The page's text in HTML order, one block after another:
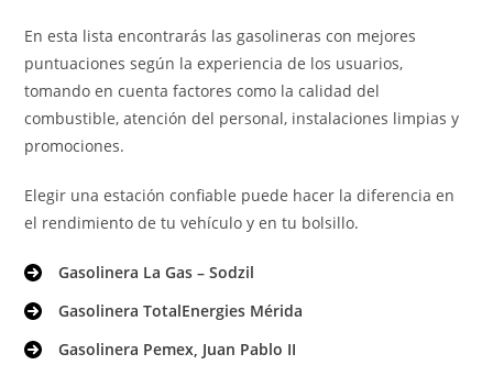
En esta lista encontrarás las gasolineras con mejores
puntuaciones según la experiencia de los usuarios,
tomando en cuenta factores como la calidad del
combustible, atención del personal, instalaciones limpias y
promociones.
Elegir una estación confiable puede hacer la diferencia en
el rendimiento de tu vehículo y en tu bolsillo.
Gasolinera La Gas – Sodzil
Gasolinera TotalEnergies Mérida
Gasolinera Pemex, Juan Pablo II